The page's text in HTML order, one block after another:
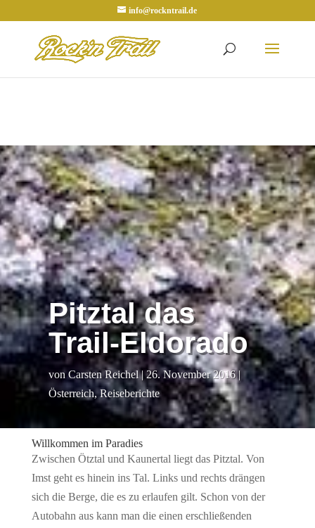
info@rockntrail.de
Pitztal das
Trail-Eldorado
vonCarsten Reichel|26. November 2016|
Österreich,Reiseberichte
Willkommen im Paradies
Zwischen Ötztal und Kaunertal liegt das Pitztal. Von
Imst geht es hinein ins Tal. Links und rechts drängen
sich die Berge, die es zu erlaufen gilt. Schon von der
Autobahn aus kann man die einen erschließenden